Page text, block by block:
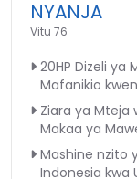
NYANJA
Vitu 76
20HP Dizeli ya
Mafanikio
Ziara ya Mteja
Makaa ya
Mashine nzito
Indonesia kwa